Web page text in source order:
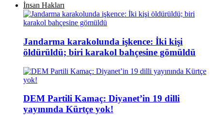
İnsan Hakları
Jandarma karakolunda işkence: İki kişi
öldürüldü; biri karakol bahçesine gömüldü
DEM Partili Kamaç: Diyanet’in 19 dilli
yayınında Kürtçe yok!